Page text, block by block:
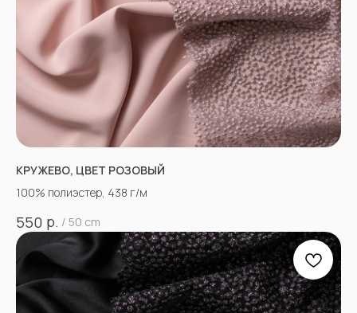
КРУЖЕВО, ЦВЕТ РОЗОВЫЙ
100% полиэстер, 438 г/м
550 р. / 50 cm